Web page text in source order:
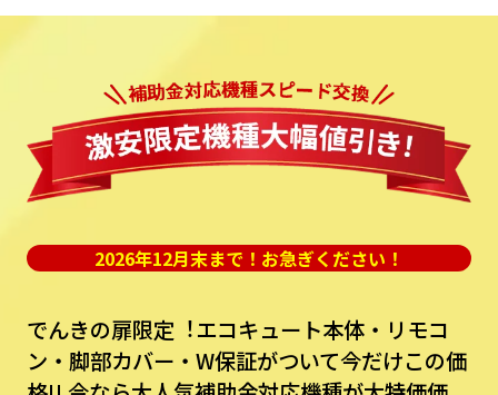
2026年12月末まで！お急ぎください！
でんきの扉限定︕エコキュート本体・リモコ
ン・脚部カバー・W保証がついて今だけこの価